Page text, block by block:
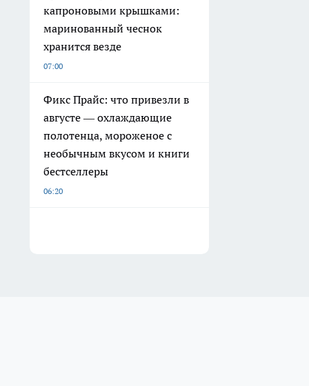
капроновыми крышками:
маринованный чеснок
хранится везде
07:00
Фикс Прайс: что привезли в
августе — охлаждающие
полотенца, мороженое с
необычным вкусом и книги
бестселлеры
06:20